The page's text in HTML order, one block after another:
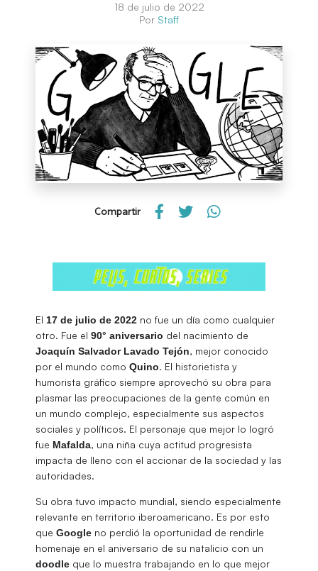
18 de julio de 2022
Por Staff
Compartir
El 17 de julio de 2022 no fue un día como cualquier
otro. Fue el 90° aniversario del nacimiento de
Joaquín Salvador Lavado Tejón, mejor conocido
por el mundo como Quino. El historietista y
humorista gráfico siempre aprovechó su obra para
plasmar las preocupaciones de la gente común en
un mundo complejo, especialmente sus aspectos
sociales y políticos. El personaje que mejor lo logró
fue Mafalda, una niña cuya actitud progresista
impacta de lleno con el accionar de la sociedad y las
autoridades.
Su obra tuvo impacto mundial, siendo especialmente
relevante en territorio iberoamericano. Es por esto
que Google no perdió la oportunidad de rendirle
homenaje en el aniversario de su natalicio con un
doodle que lo muestra trabajando en lo que mejor